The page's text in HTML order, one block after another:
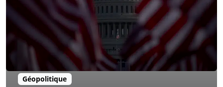
Géopolitique